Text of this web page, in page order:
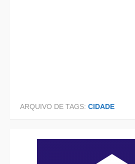
ARQUIVO DE TAGS: CIDADE